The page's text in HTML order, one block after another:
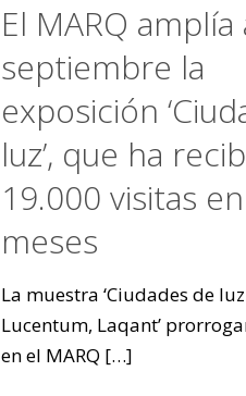
El MARQ amplía
septiembre la
exposición
luz’, que ha
19.000 visitas
meses
La muestra ‘Ciudades de
Lucentum, Laqant’
en el MARQ […]